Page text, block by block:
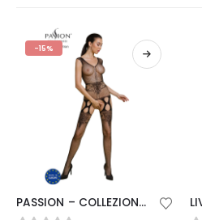
-15%
PASSION – COLLEZIONE ECO BODYSTOCKING ECO BS014 NERO